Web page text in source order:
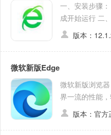
一、安装步骤
成开始运行 二
版本：
微软新版Edge
微软新版浏览
界一流的性能
版本：官方